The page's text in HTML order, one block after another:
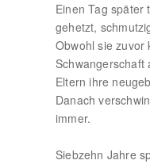
Einen Tag später
gehetzt,
Obwohl sie zuvor
Schwangerschaft
Eltern ihre
Danach
immer.
Siebzehn Jahre